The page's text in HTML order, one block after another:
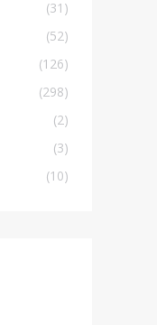
(31)
(52)
(126)
(298)
(2)
(3)
(10)